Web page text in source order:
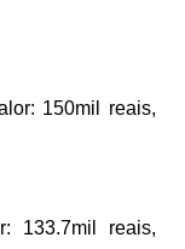
150mil reais,
133.7mil reais,